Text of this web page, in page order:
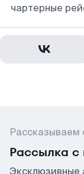
чартерные
Рассказываем
Рассылка
Эксклюзивные